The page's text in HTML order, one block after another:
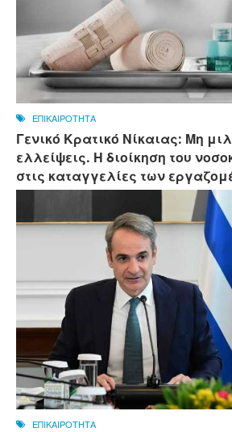
ΕΠΙΚΑΙΡΟΤΗΤΑ
Γενικό Κρατικό Νίκαιας: Μη
ελλείψεις. Η διοίκηση του
στις καταγγελίες των
ΕΠΙΚΑΙΡΟΤΗΤΑ